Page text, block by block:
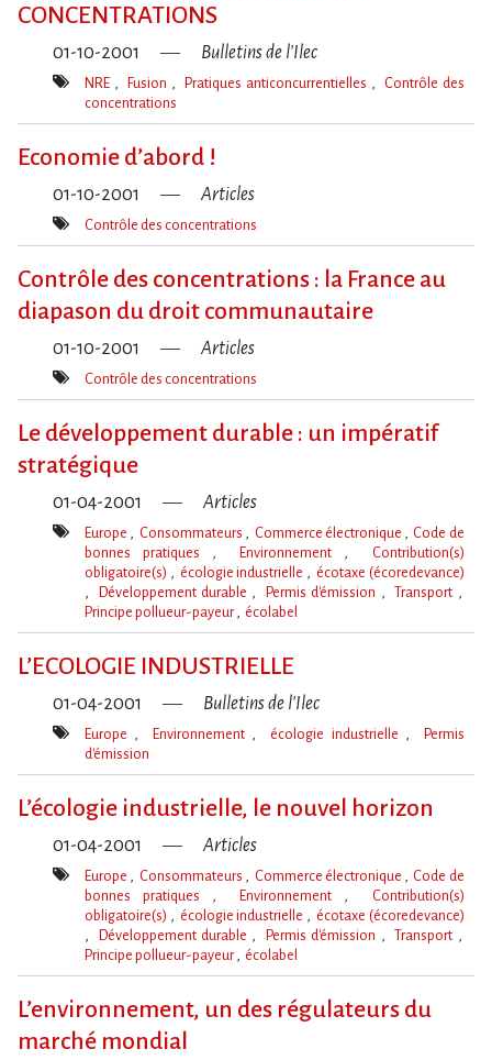
CONCENTRATIONS
01-10-2001 Bulletins de l'Ilec
Mot(s)-
NRE Fusion Pratiques anticoncurrentielles
Contrôle des
concentrations
Economie d’abord !
01-10-2001 Articles
Mot(s)-
Contrôle des concentrations
Contrôle des concentrations : la France au
diapason du droit communautaire
01-10-2001 Articles
Mot(s)-
Contrôle des concentrations
Le développement durable : un impératif
stratégique
01-04-2001 Articles
Mot(s)-
Europe Consommateurs Commerce électronique
Code de
bonnes pratiques
Environnement
Contribution(s)
obligatoire(s)
écologie industrielle
écotaxe (écoredevance)
Développement durable
Permis d'émission
Transport
Principe pollueur-payeur
écolabel
L’ECOLOGIE INDUSTRIELLE
01-04-2001 Bulletins de l'Ilec
Mot(s)-
Europe Environnement écologie industrielle
Permis
d'émission
L’écologie industrielle, le nouvel horizon
01-04-2001 Articles
Mot(s)-
Europe Consommateurs Commerce électronique
Code de
bonnes pratiques
Environnement
Contribution(s)
obligatoire(s)
écologie industrielle
écotaxe (écoredevance)
Développement durable
Permis d'émission
Transport
Principe pollueur-payeur
écolabel
L’environnement, un des régulateurs du
marché mondial